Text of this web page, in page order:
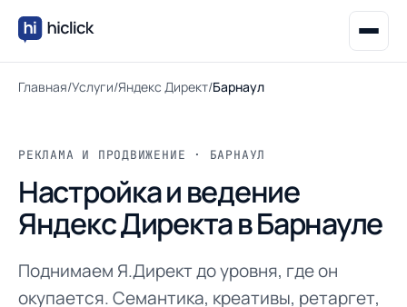
Главная/Услуги/Яндекс Директ/Барнаул
РЕКЛАМА И ПРОДВИЖЕНИЕ · БАРНАУЛ
Настройка и ведение
Яндекс Директа в Барнауле
Поднимаем Я.Директ до уровня, где он
окупается. Семантика, креативы, ретаргет,